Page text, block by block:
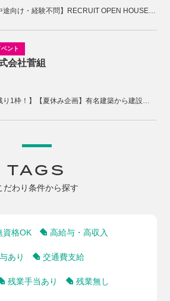
【中途向け・経験不問】RECRUIT OPEN HOUSE開催！木の香の家の家づくりを体感しませんか。
会社菅組
【残り1枠！】【夏休み企画】有名建築から建設現場、まちづくりまで体感する2days視察ツアー
TAGS
だわり条件から探す
資格OK 高給与・高収入
あり 交通費支給
残業手当あり 残業無し